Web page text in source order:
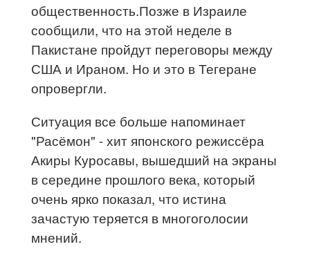
общественность.Позже в Израиле
сообщили, что на этой неделе в
Пакистане пройдут переговоры между
США и Ираном. Но и это в Тегеране
опровергли.
Ситуация все больше напоминает
"Расёмон" - хит японского режиссёра
Акиры Куросавы, вышедший на экраны
в середине прошлого века, который
очень ярко показал, что истина
зачастую теряется в многоголосии
мнений.